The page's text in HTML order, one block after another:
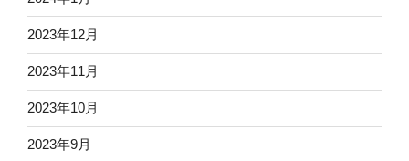
2023年12月
2023年11月
2023年10月
2023年9月